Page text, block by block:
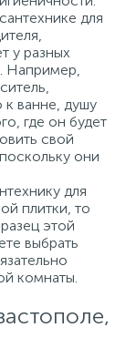
для
у разных
Например,
к ванне, душу
где он будет
свой
они
для
плитки, то
этой
выбрать
комнаты.